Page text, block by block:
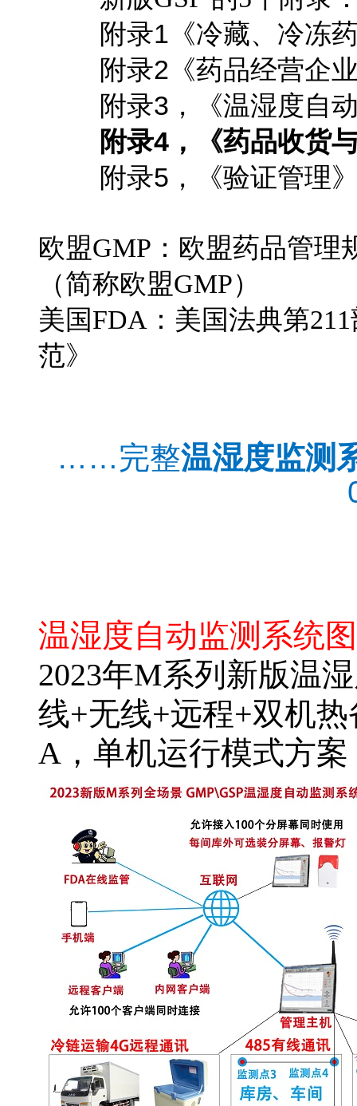
附录1《冷藏、冷冻
附录2《药品经营企
附录3，《温湿度自
附录4 ，《药品收货
附录5，《验证管理
欧盟GMP ：欧盟药品管理
（简称欧盟GMP）
美国FDA ：美国法典第211
范》
……完整温湿度监测
温湿度自动监测系统
2023年M系列新版温
线+无线+远程+双机热
A，单机运行模式方案